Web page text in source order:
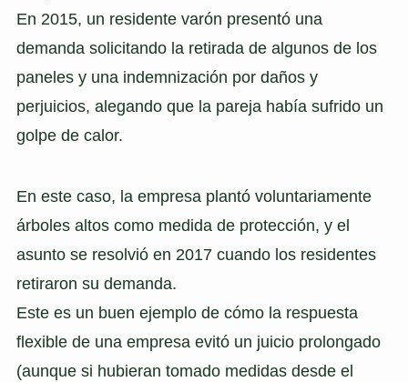
En 2015, un residente varón presentó una
demanda solicitando la retirada de algunos de los
paneles y una indemnización por daños y
perjuicios, alegando que la pareja había sufrido un
golpe de calor.
En este caso, la empresa plantó voluntariamente
árboles altos como medida de protección, y el
asunto se resolvió en 2017 cuando los residentes
retiraron su demanda.
Este es un buen ejemplo de cómo la respuesta
flexible de una empresa evitó un juicio prolongado
(aunque si hubieran tomado medidas desde el